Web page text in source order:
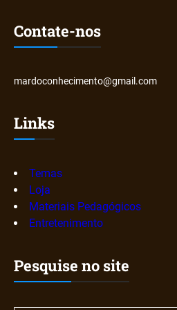
Contate-nos
mardoconhecimento@gmail.com
Links
Temas
Loja
Materiais Pedagógicos
Entretenimento
Pesquise no site